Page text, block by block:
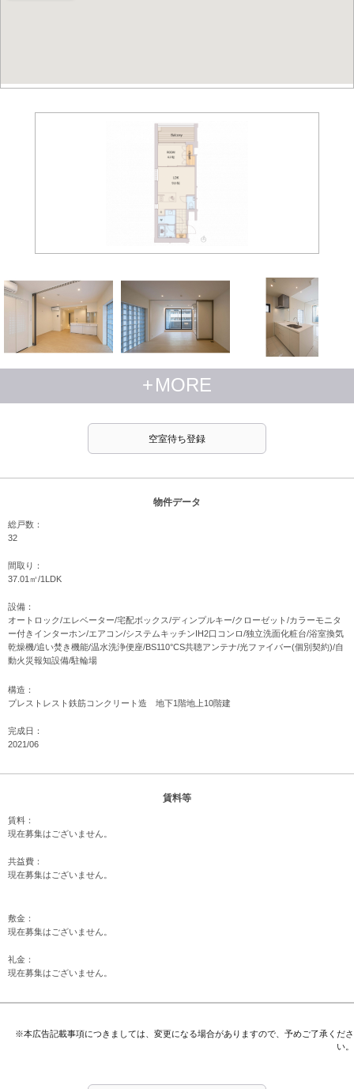
+MORE
空室待ち登録
物件データ
総戸数：
32
間取り：
37.01㎡/1LDK
設備：
オートロック/エレベーター/宅配ボックス/ディンプルキー/クローゼット/カラーモニタ
ー付きインターホン/エアコン/システムキッチンIH2口コンロ/独立洗面化粧台/浴室換気
乾燥機/追い焚き機能/温水洗浄便座/BS110°CS共聴アンテナ/光ファイバー(個別契約)/自
動火災報知設備/駐輪場
構造：
プレストレスト鉄筋コンクリート造 地下1階地上10階建
完成日：
2021/06
賃料等
賃料：
現在募集はございません。
共益費：
現在募集はございません。
敷金：
現在募集はございません。
礼金：
現在募集はございません。
※本広告記載事項につきましては、変更になる場合がありますので、予めご了承くださ
い。